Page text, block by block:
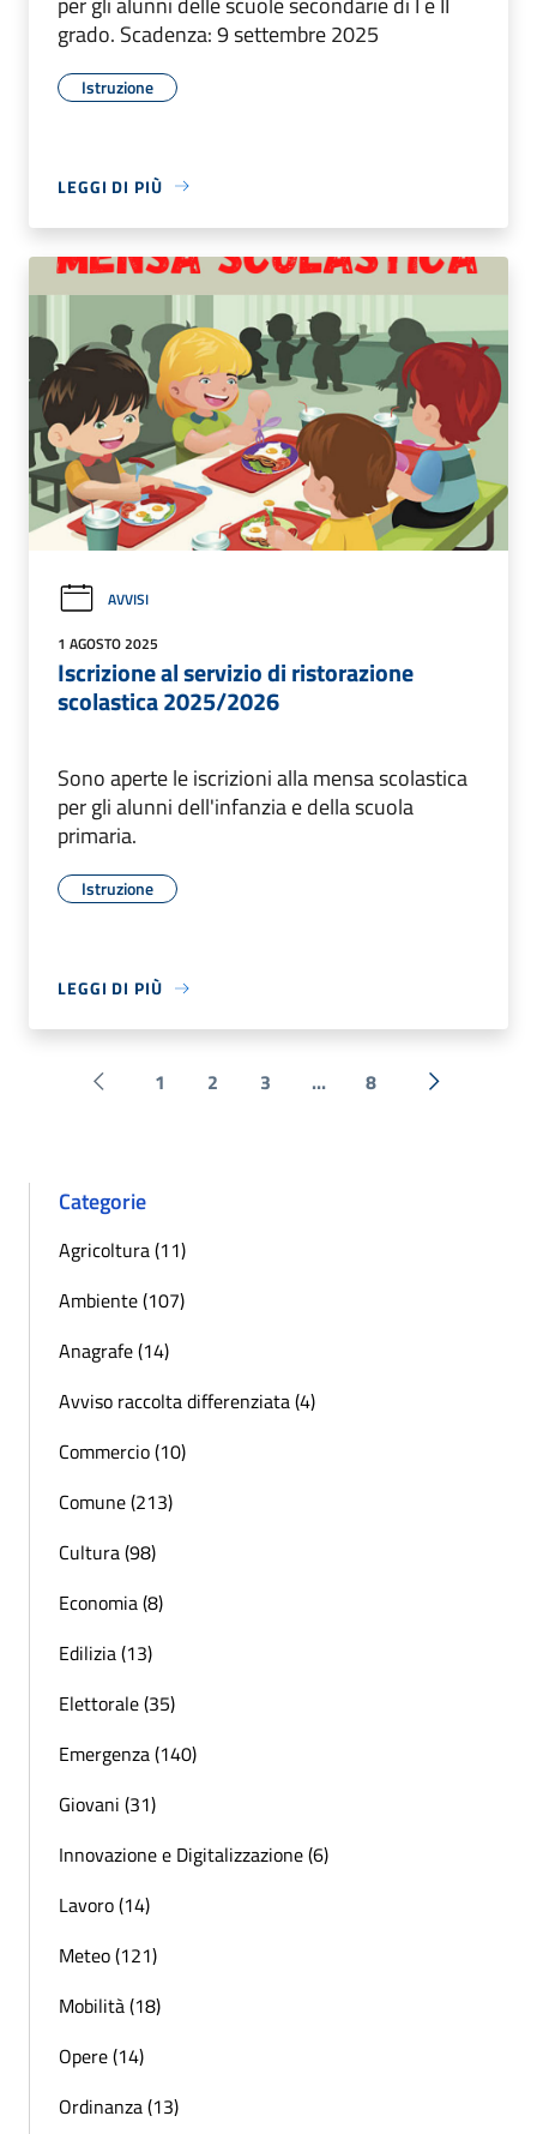
grado. Scadenza: 9 settembre 2025
Istruzione
LEGGI DI PIÙ
AVVISI
1 AGOSTO 2025
Iscrizione al servizio di ristorazione
scolastica 2025/2026
Sono aperte le iscrizioni alla mensa scolastica
per gli alunni dell'infanzia e della scuola
primaria.
Istruzione
LEGGI DI PIÙ
Pagina precedente
1 2 3 ... 8 Successiva
Categorie
Agricoltura (11)
Ambiente (107)
Anagrafe (14)
Avviso raccolta differenziata (4)
Commercio (10)
Comune (213)
Cultura (98)
Economia (8)
Edilizia (13)
Elettorale (35)
Emergenza (140)
Giovani (31)
Innovazione e Digitalizzazione (6)
Lavoro (14)
Meteo (121)
Mobilità (18)
Opere (14)
Ordinanza (13)